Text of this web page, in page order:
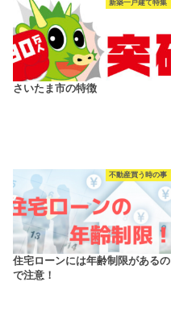
新築一戸建て特集
さいたま市の特徴
不動産買う時の事
住宅ローンには年齢制限があるの
で注意！